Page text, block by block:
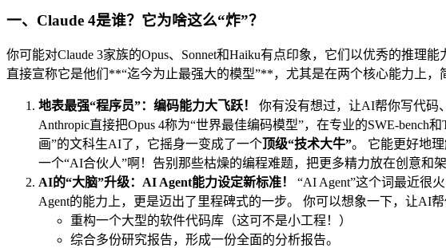
一、Claude 4是谁？它为啥这么“炸”？
你可能对Claude 3家族的Opus、Sonnet和Haiku有点印象，它们以优秀的推理
直接宣称它是他们**“迄今为止最强大的模型”**，尤其是在两个核心能力上，
地表最强“程序员”：编码能力大飞跃！
你有没有想过，让AI帮你写代码
Anthropic直接把Opus 4称为“世界最佳编码模型”，在专业的SWE-
画”的文科生AI了，它摇身一变成了一个顶级“技术大牛”。 它能更好地
一个“AI合伙人”啊！告别那些枯燥的编程难题，把更多精力放在创意和
AI的“大脑”升级：AI Agent能力设定新标准！
“AI Agent”这个词最近很
Agent的能力上，更是迈出了里程碑式的一步。 你可以想象一下，让AI帮
重构一个大型的软件代码库（这可不是小工程！）
综合多份研究报告，形成一份全面的分析报告。